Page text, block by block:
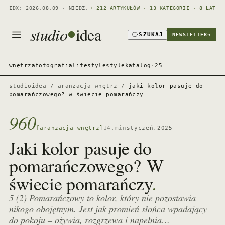
IDX: 2026.08.09 · NIEDZ. + 212 ARTYKUŁÓW · 13 KATEGORII · 8 LAT
studio idea SZUKAJ NEWSLETTER→
wnętrzafotografialifestylestyle katalog·25
studioidea / aranżacja wnętrz / jaki kolor pasuje do
pomarańczowego? w świecie pomarańczy
960 [aranżacja wnętrz] 14.min styczeń.2025
Jaki kolor pasuje do
pomarańczowego? W
świecie pomarańczy.
5 (2) Pomarańczowy to kolor, który nie pozostawia
nikogo obojętnym. Jest jak promień słońca wpadający
do pokoju – ożywia, rozgrzewa i napełnia…